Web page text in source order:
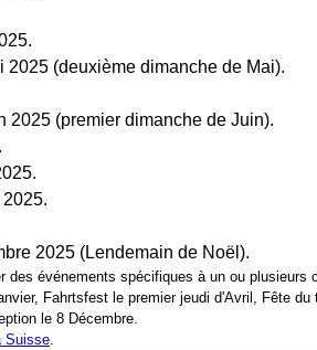
2025 (deuxième dimanche de Mai).
2025 (premier dimanche de Juin).
2025 (Lendemain de Noël).
événements spécifiques à un ou plusieurs
Fahrtsfest le premier jeudi d'Avril, Fête
le 8 Décembre.
Suisse